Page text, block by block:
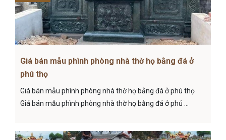
Giá bán mẫu phình phòng nhà thờ họ bằng đá ở
phú thọ
Giá bán mẫu phình phòng nhà thờ họ bằng đá ở phú thọ
Giá bán mẫu phình phòng nhà thờ họ bằng đá ở phú ...